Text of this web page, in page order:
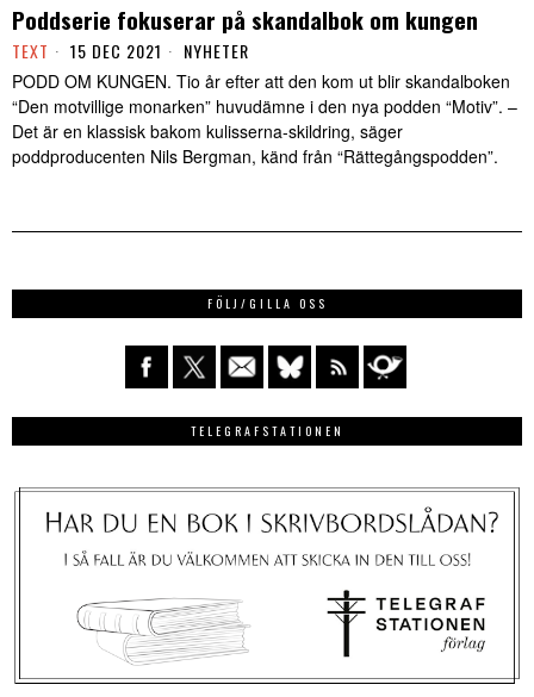
Poddserie fokuserar på skandalbok om kungen
TEXT 15 DEC 2021 NYHETER
PODD OM KUNGEN. Tio år efter att den kom ut blir skandalboken
“Den motvillige monarken” huvudämne i den nya podden “Motiv”. –
Det är en klassisk bakom kulisserna-skildring, säger
poddproducenten Nils Bergman, känd från “Rättegångspodden”.
FÖLJ/GILLA OSS
TELEGRAFSTATIONEN